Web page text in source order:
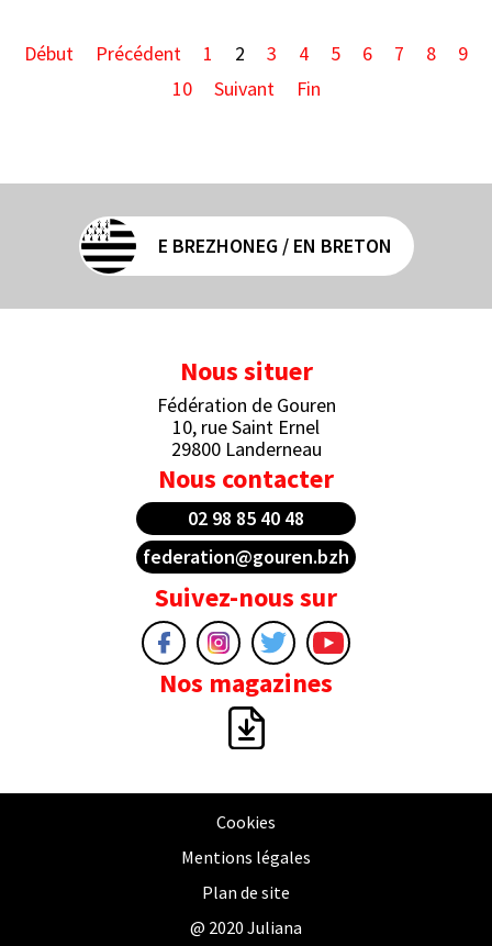
Début Précédent 1 2 3 4 5 6 7 8
9
10
Suivant Fin
E BREZHONEG / EN BRETON
Nous situer
Fédération de Gouren
10, rue Saint Ernel
29800 Landerneau
Nous contacter
02 98 85 40 48
federation@gouren.bzh
Suivez-nous sur
Nos magazines
Cookies
Mentions légales
Plan de site
@ 2020 Juliana